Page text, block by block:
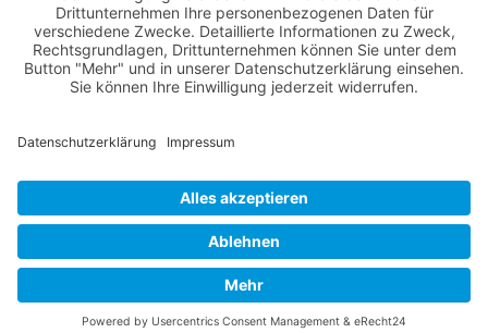
Kontakt
Impressum
Cookie-Einstellungen
// Realisiert von